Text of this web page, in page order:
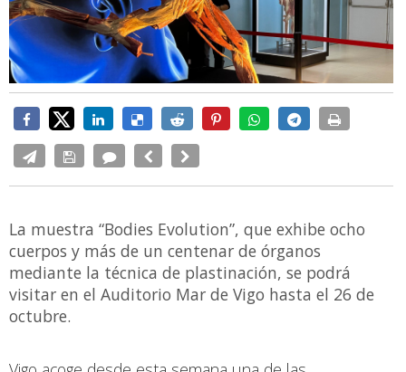
La muestra “Bodies Evolution”, que exhibe ocho
cuerpos y más de un centenar de órganos
mediante la técnica de plastinación, se podrá
visitar en el Auditorio Mar de Vigo hasta el 26 de
octubre.